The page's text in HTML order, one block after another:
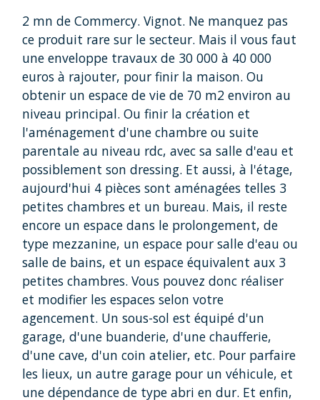
2 mn de Commercy. Vignot. Ne manquez pas
ce produit rare sur le secteur. Mais il vous faut
une enveloppe travaux de 30 000 à 40 000
euros à rajouter, pour finir la maison. Ou
obtenir un espace de vie de 70 m2 environ au
niveau principal. Ou finir la création et
l'aménagement d'une chambre ou suite
parentale au niveau rdc, avec sa salle d'eau et
possiblement son dressing. Et aussi, à l'étage,
aujourd'hui 4 pièces sont aménagées telles 3
petites chambres et un bureau. Mais, il reste
encore un espace dans le prolongement, de
type mezzanine, un espace pour salle d'eau ou
salle de bains, et un espace équivalent aux 3
petites chambres. Vous pouvez donc réaliser
et modifier les espaces selon votre
agencement. Un sous-sol est équipé d'un
garage, d'une buanderie, d'une chaufferie,
d'une cave, d'un coin atelier, etc. Pour parfaire
les lieux, un autre garage pour un véhicule, et
une dépendance de type abri en dur. Et enfin,